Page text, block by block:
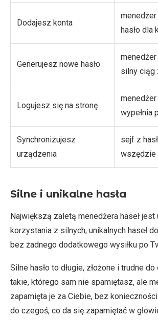
Dodajesz konta
hasło dla
Generujesz nowe hasło
silny ciąg
Logujesz się na stronę
wypełnia
Synchronizujesz
urządzenia
sejf z
wszędzie
Silne i unikalne hasła
Największą zaletą menedżera haseł
korzystania z silnych, unikalnych haseł
bez żadnego dodatkowego wysiłku po
Silne hasło to długie, złożone i trudne
takie, którego sam nie spamiętasz, ale
zapamięta je za Ciebie, bez
do czegoś, co da się zapamiętać w